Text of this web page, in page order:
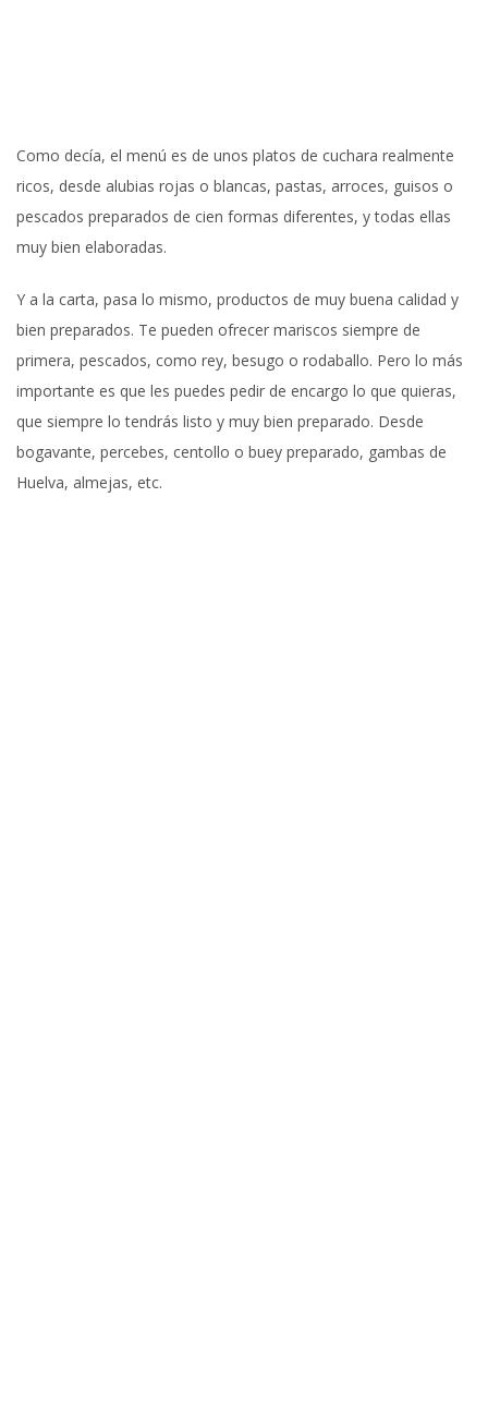
Como decía, el menú es de unos platos de cuchara realmente
ricos, desde alubias rojas o blancas, pastas, arroces, guisos o
pescados preparados de cien formas diferentes, y todas ellas
muy bien elaboradas.
Y a la carta, pasa lo mismo, productos de muy buena calidad y
bien preparados. Te pueden ofrecer mariscos siempre de
primera, pescados, como rey, besugo o rodaballo. Pero lo más
importante es que les puedes pedir de encargo lo que quieras,
que siempre lo tendrás listo y muy bien preparado. Desde
bogavante, percebes, centollo o buey preparado, gambas de
Huelva, almejas, etc.